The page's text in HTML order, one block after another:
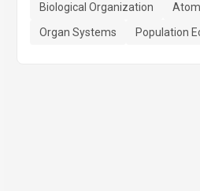
Biological Organization
Organ Systems
Population